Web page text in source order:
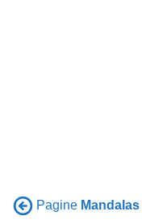
Pagine Mandalas